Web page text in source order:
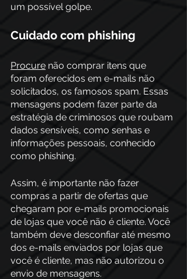
um possível golpe.
Cuidado com phishing
Procure não comprar itens que
foram oferecidos em e-mails não
solicitados, os famosos spam. Essas
mensagens podem fazer parte da
estratégia de criminosos que roubam
dados sensíveis, como senhas e
informações pessoais, conhecido
como phishing.
Assim, é importante não fazer
compras a partir de ofertas que
chegaram por e-mails promocionais
de lojas que você não é cliente. Você
também deve desconfiar até mesmo
dos e-mails enviados por lojas que
você é cliente, mas não autorizou o
envio de mensagens.